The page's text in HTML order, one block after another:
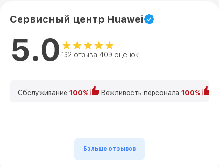
Сервисный центр Huawei
5.0 132 отзыва 409 оценок
Обслуживание 100% Вежливость персонала 100%
Больше отзывов